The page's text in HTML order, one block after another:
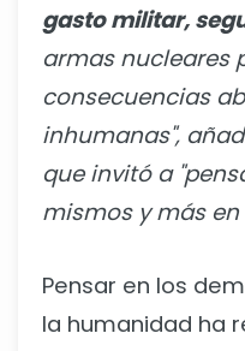
gasto militar,
armas nucleares
consecuencias
inhumanas",
que invitó a
mismos y más en
Pensar en los
la humanidad ha